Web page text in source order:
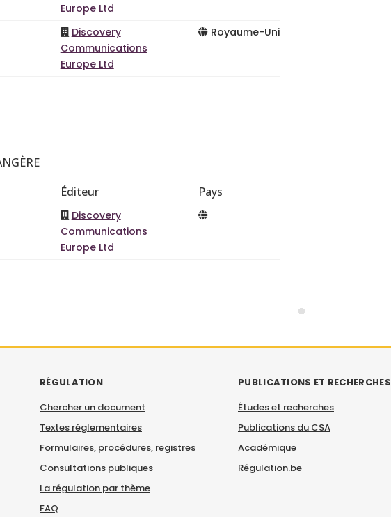
Europe Ltd
Discovery
Communications
Europe Ltd
Royaume-Uni
Éditeur Pays
Discovery
Communications
Europe Ltd
RÉGULATION
Chercher un document
Textes réglementaires
Formulaires, procédures, registres
Consultations publiques
La régulation par thème
FAQ
PUBLICATIONS ET RECHERCHES
Études et recherches
Publications du CSA
Académique
Régulation.be